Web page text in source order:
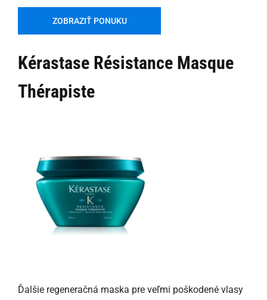
ZOBRAZIŤ PONUKU
Kérastase Résistance Masque
Thérapiste
Ďalšie regeneračná maska pre veľmi poškodené vlasy